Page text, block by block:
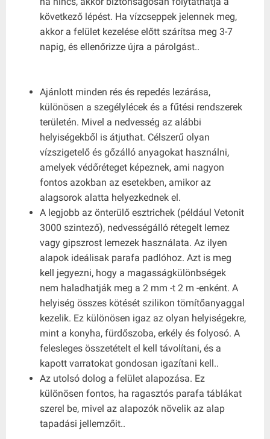
következő lépést. Ha vízcseppek jelennek meg,
akkor a felület kezelése előtt szárítsa meg 3-7
napig, és ellenőrizze újra a párolgást..
Ajánlott minden rés és repedés lezárása,
különösen a szegélylécek és a fűtési rendszerek
területén. Mivel a nedvesség az alábbi
helyiségekből is átjuthat. Célszerű olyan
vízszigetelő és gőzálló anyagokat használni,
amelyek védőréteget képeznek, ami nagyon
fontos azokban az esetekben, amikor az
alagsorok alatta helyezkednek el.
A legjobb az önterülő esztrichek (például Vetonit
3000 szintező), nedvességálló rétegelt lemez
vagy gipszrost lemezek használata. Az ilyen
alapok ideálisak parafa padlóhoz. Azt is meg
kell jegyezni, hogy a magasságkülönbségek
nem haladhatják meg a 2 mm -t 2 m -enként. A
helyiség összes kötését szilikon tömítőanyaggal
kezelik. Ez különösen igaz az olyan helyiségekre,
mint a konyha, fürdőszoba, erkély és folyosó. A
felesleges összetételt el kell távolítani, és a
kapott varratokat gondosan igazítani kell..
Az utolsó dolog a felület alapozása. Ez
különösen fontos, ha ragasztós parafa táblákat
szerel be, mivel az alapozók növelik az alap
tapadási jellemzőit..